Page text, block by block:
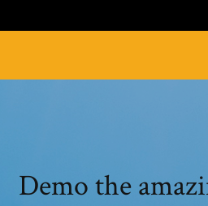
Demo the